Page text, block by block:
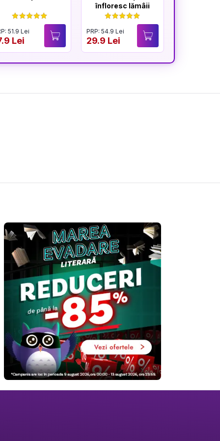
51.9 Lei
Lei
înfloresc lămâii
PRP: 54.9 Lei
29.9 Lei